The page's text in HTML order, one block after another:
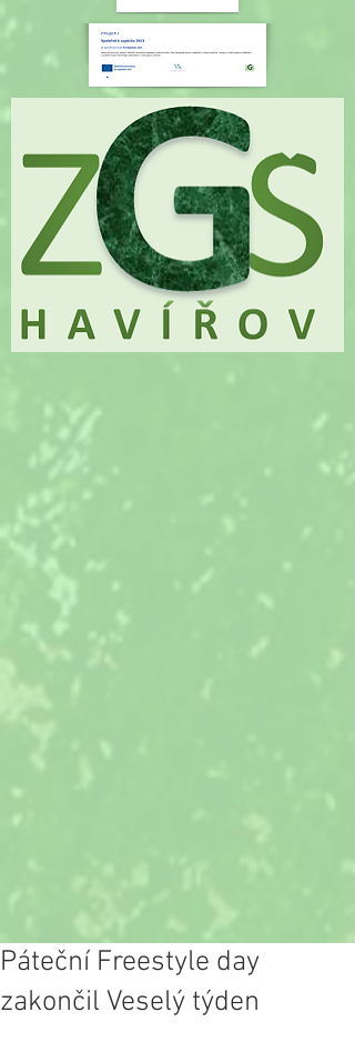
Páteční Freestyle day
zakončil Veselý týden